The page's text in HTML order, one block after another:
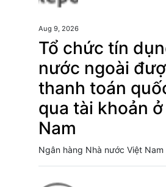
Aug 9, 2026
Tổ chức tín
nước ngoài
thanh toán
qua tài khoản
Nam